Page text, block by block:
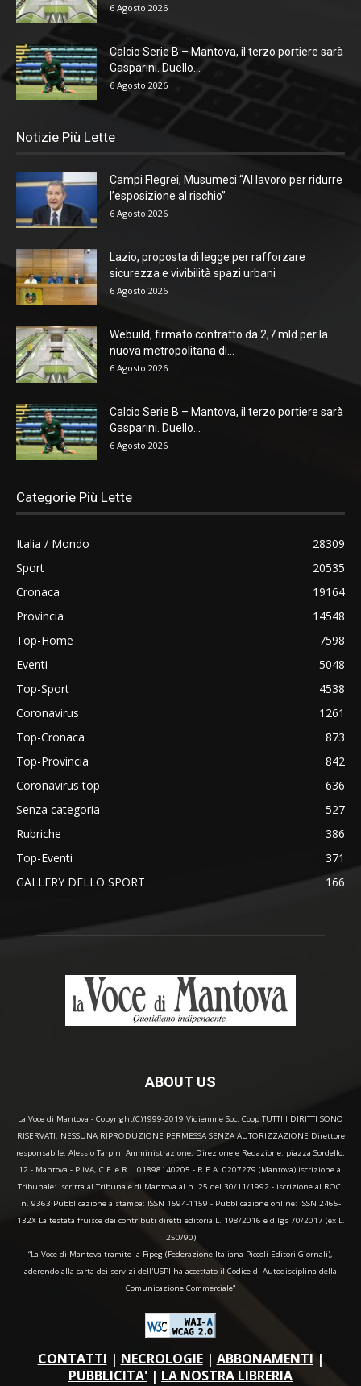
6 Agosto 2026
Calcio Serie B – Mantova, il terzo portiere sarà
Gasparini. Duello...
6 Agosto 2026
Notizie Più Lette
Campi Flegrei, Musumeci “Al lavoro per ridurre
l’esposizione al rischio”
6 Agosto 2026
Lazio, proposta di legge per rafforzare
sicurezza e vivibilità spazi urbani
6 Agosto 2026
Webuild, firmato contratto da 2,7 mld per la
nuova metropolitana di...
6 Agosto 2026
Calcio Serie B – Mantova, il terzo portiere sarà
Gasparini. Duello...
6 Agosto 2026
Categorie Più Lette
Italia / Mondo
28309
Sport
20535
Cronaca
19164
Provincia
14548
Top-Home
7598
Eventi
5048
Top-Sport
4538
Coronavirus
1261
Top-Cronaca
873
Top-Provincia
842
Coronavirus top
636
Senza categoria
527
Rubriche
386
Top-Eventi
371
GALLERY DELLO SPORT
166
ABOUT US
La Voce di Mantova - Copyright(C)1999-2019 Vidiemme Soc. Coop TUTTI I DIRITTI SONO
RISERVATI. NESSUNA RIPRODUZIONE PERMESSA SENZA AUTORIZZAZIONE Direttore
responsabile: Alessio Tarpini Amministrazione, Direzione e Redazione: piazza Sordello,
12 - Mantova - P.IVA, C.F. e R.I. 01898140205 - R.E.A. 0207279 (Mantova) iscrizione al
Tribunale: iscritta al Tribunale di Mantova al n. 25 del 30/11/1992 - iscrizione al ROC:
n. 9363 Pubblicazione a stampa: ISSN 1594-1159 - Pubblicazione online: ISSN 2465-
132X La testata fruisce dei contributi diretti editoria L. 198/2016 e d.lgs 70/2017 (ex L.
250/90)
“La Voce di Mantova tramite la Fipeg (Federazione Italiana Piccoli Editori Giornali),
aderendo alla carta dei servizi dell'USPI ha accettato il Codice di Autodisciplina della
Comunicazione Commerciale"
CONTATTI | NECROLOGIE| ABBONAMENTI |
PUBBLICITA' | LA NOSTRA LIBRERIA